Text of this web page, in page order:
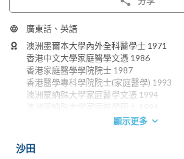
廣東話、英語
澳洲墨爾本大學內外全科醫學士 1971
香港中文大學家庭醫學文憑 1986
香港家庭醫學學院院士 1987
香港醫學專科學院院士(家庭醫學) 1993
澳洲蒙納殊大學家庭醫學文憑 1994
電郵：
顯示更多
沙田